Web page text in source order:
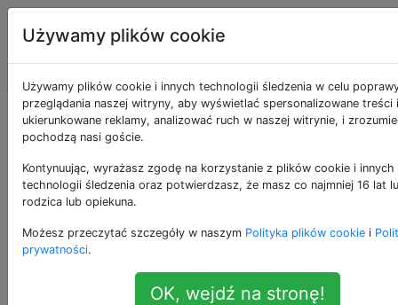
Programowanie
puzzli i Code
Golf
„Przepraszam, młody
człowieku, ale to
żółwie do samego
końca!”
Używamy plików cookie
Używamy plików cookie i innych technologii śledzenia w celu
przeglądania naszej witryny, aby wyświetlać spersonalizowane treści i
ukierunkowane reklamy, analizować ruch w naszej witrynie, i
pochodzą nasi goście.
Kontynuując, wyrażasz zgodę na korzystanie z plików cookie i innych
technologii śledzenia oraz potwierdzasz, że masz co najmniej 16 lat
rodzica lub opiekuna.
Możesz przeczytać szczegóły w naszym Polityka plików cookie i
prywatności.
OK, wejdź na stronę!